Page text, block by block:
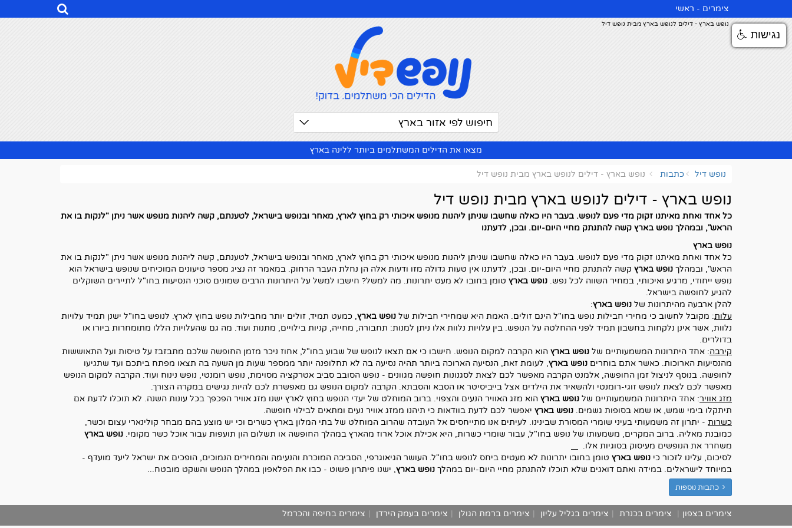
צימרים - ראשי
נופש בארץ - דילים לנופש בארץ מבית נופש דיל
חיפוש לפי אזור בארץ
מצאו את הדילים המשתלמים ביותר ללינה בארץ
נופש דיל כתבות נופש בארץ - דילים לנופש בארץ מבית נופש דיל
נופש בארץ - דילים לנופש בארץ מבית נופש דיל
כל אחד ואחת מאיתנו זקוק מדי פעם לנופש. בעבר היו כאלה שחשבו שניתן ליהנות מנופש איכותי רק בחוץ לארץ, מאחר ובנופש בישראל, לטענתם, קשה ליהנות מנופש אשר ניתן "לנקות בו את
הראש", ובמהלך נופש בארץ קשה להתנתק מחיי היום-יום. ובכן, לדעתנו
נופש בארץ
כל אחד ואחת מאיתנו זקוק מדי פעם לנופש. בעבר היו כאלה שחשבו שניתן ליהנות מנופש איכותי רק בחוץ לארץ, מאחר ובנופש בישראל, לטענתם, קשה ליהנות מנופש אשר ניתן "לנקות בו את
הראש", ובמהלך נופש בארץ קשה להתנתק מחיי היום-יום. ובכן, לדעתנו אין טעות גדולה מזו ודעות אלה הן נחלת העבר הרחוק. במאמר זה נציג מספר טיעונים המוכיחים שנופש בישראל הוא
נופש ייחודי, מרגיע ואיכותי, במחיר השווה לכל נפש. נופש בארץ טומן בחובו לא מעט יתרונות. מה למשל? חישבו למשל על היתרונות הרבים שמונים סוכני הנסיעות בחו"ל לתיירים השוקלים
להגיע לחופשה בישראל.
להלן ארבעה מהיתרונות של נופש בארץ:
עלות: מקובל לחשוב כי מחירי חבילות נופש בחו"ל הינם זולים. האמת היא שמחירי חבילות של נופש בארץ, כמעט תמיד, זולים יותר מחבילות נופש בחוץ לארץ. לנופש בחו"ל ישנן תמיד עלויות
נלוות, אשר אינן נלקחות בחשבון תמיד לפני ההחלטה על הנופש. בין עלויות נלוות אלו ניתן למנות: תחבורה, מחייה, קניות בילויים, מתנות ועוד. מה גם שהעלויות הללו מתומחרות ביורו או
בדולרים.
קירבה: אחד היתרונות המשמעותיים של נופש בארץ הוא הקרבה למקום הנופש. חישבו כי אם תצאו לנופש של שבוע בחו"ל, אחוז ניכר מזמן החופשה שלכם מתבזבז על טיסות ועל התאוששות
מהנסיעות הארוכות. כאשר אתם בוחרים נופש בארץ, לעומת זאת, הנסיעה הארוכה ביותר תהיה נסיעה בה לא תחלופנה יותר ממספר שעות מן השעה בה תצאו מפתח ביתכם ועד שתגיעו
לחופשה. בנוסף לניצול זמן החופשה, אלמנט הקרבה מאפשר לכם לצאת לסגנונות חופשה מגוונים - נופש הסובב סביב אטרקציה מסוימת, נופש רומנטי, נופש נינוח ועוד. הקרבה למקום הנופש
מאפשר לכם לצאת לנופש זוגי-רומנטי ולהשאיר את הילדים אצל בייביסיטר או הסבא והסבתא. הקרבה למקום הנופש גם מאפשרת לכם להיות נגישים במקרה הצורך.
מזג אוויר: אחד היתרונות המשמעותיים של נופש בארץ הוא מזג האוויר הנעים והצפוי. ברוב המוחלט של יעדי הנופש בחוץ לארץ ישנו מזג אוויר הפכפך בכל עונות השנה. לא תוכלו לדעת אם
תיתקלו בימי שמש, או שמא בסופות גשמים. נופש בארץ יאפשר לכם לדעת בוודאות כי תיהנו ממזג אוויר נעים ומתאים לבילוי חופשה.
כשרות - יתרון זה משמעותי בעיני שומרי המסורת שבינינו. לעיתים אנו מתייחסים אל העובדה שהרוב המוחלט של בתי המלון בארץ כשרים וכי יש מוצע בהם מבחר קולינארי עצום וכשר,
כמובנת מאליה. ברוב המקרים, משמעותו של נופש בחו"ל, עבור שומרי כשרות, היא אכילת אוכל ארוז מהארץ במהלך החופשה או תשלום הון תועפות עבור אוכל כשר מקומי. נופש בארץ
משחרר את הנופשים מעיסוק בסוגיות אלו.
לסיכום, עלינו לזכור כי נופש בארץ טומן בחובו יתרונות לא מעטים ביחס לנופש בחו"ל. העושר הגיאוגרפי, הסביבה המוכרת והנעימה והמחירים הנמוכים, הופכים את ישראל ליעד מועדף -
במיוחד לישראלים. במידה ואתם דואגים שלא תוכלו להתנתק מחיי היום-יום במהלך נופש בארץ, ישנו פיתרון פשוט - כבו את הפלאפון במהלך הנופש והשקט מובטח...
כתבות נוספות
צימרים בצפון | צימרים בכנרת | צימרים בגליל עליון | צימרים ברמת הגולן | צימרים בעמק הירדן | צימרים בחיפה והכרמל
נגישות